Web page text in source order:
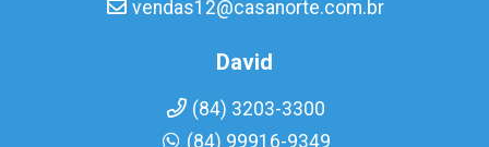
vendas12@casanorte.com.br
David
(84) 3203-3300
(84) 99916-9349